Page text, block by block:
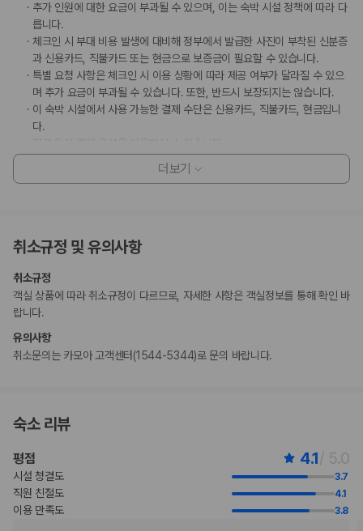
추가 인원에 대한 요금이 부과될 수 있으며, 이는 숙박 시설 정책에 따라 다
릅니다.
체크인 시 부대 비용 발생에 대비해 정부에서 발급한 사진이 부착된 신분증
과 신용카드, 직불카드 또는 현금으로 보증금이 필요할 수 있습니다.
특별 요청 사항은 체크인 시 이용 상황에 따라 제공 여부가 달라질 수 있으
며 추가 요금이 부과될 수 있습니다. 또한, 반드시 보장되지는 않습니다.
이 숙박 시설에서 사용 가능한 결제 수단은 신용카드, 직불카드, 현금입니
다.
이 숙박 시설은 안전을 위해 소화기, 연기 감지기, 보안 시스템, 구급상자 등
고객 정책과 문화적 기준이나 규범은 국가 및 숙박 시설에 따라 다를 수 있
아침 식사 포함 요금제로 예약하신 고객께는 성인에 한해 아침 식사가 제공
됩니다. 숙박 요금에 포함되어 숙박하는 만 11세 미만 어린이의 아침 식사
는 포함되어 있지 않습니다.
수영장 이용 시간은 08:00 ~ 22:00입니다.
만 11 세 이하 아동은 부모 또는 보호자와 같은 객실에서 침구를 추가하지
않고 이용할 경우 무료로 숙박할 수 있습니다.
추가 안내사항
기타 선택사항
주문 요리아침 식사 요금: 성인 USD 23, 어린이 USD 23(대략적인 금액)
더보기
취소규정 및 유의사항
취소규정
객실 상품에 따라 취소규정이 다르므로, 자세한 사항은 객실정보를 통해 확인 바
랍니다.
유의사항
취소문의는 카모아 고객센터(1544-5344)로 문의 바랍니다.
숙소 리뷰
평점 4.1/ 5.0
시설 청결도 3.7
직원 친절도 4.1
이용 만족도 3.8